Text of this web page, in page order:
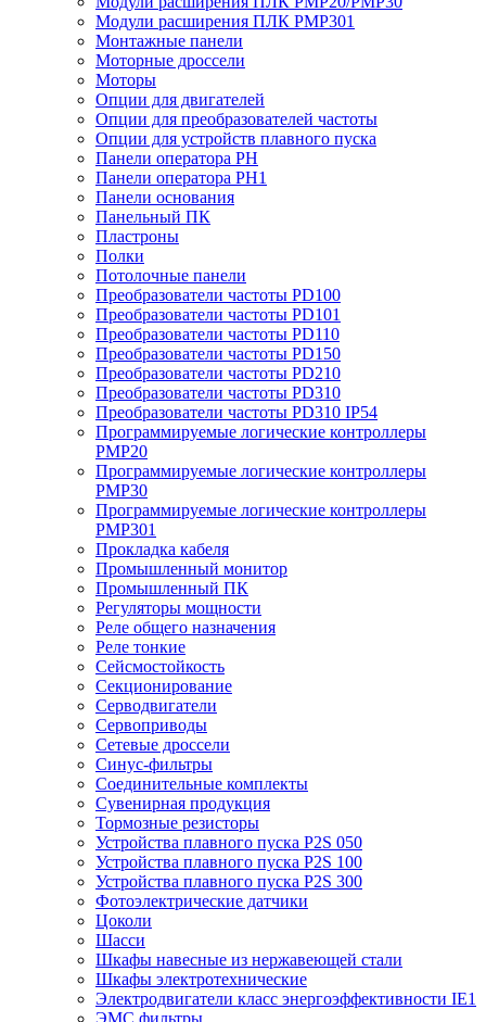
Модули расширения ПЛК PMP301
Монтажные панели
Моторные дроссели
Моторы
Опции для двигателей
Опции для преобразователей частоты
Опции для устройств плавного пуска
Панели оператора PH
Панели оператора PH1
Панели основания
Панельный ПК
Пластроны
Полки
Потолочные панели
Преобразователи частоты PD100
Преобразователи частоты PD101
Преобразователи частоты PD110
Преобразователи частоты PD150
Преобразователи частоты PD210
Преобразователи частоты PD310
Преобразователи частоты PD310 IP54
Программируемые логические контроллеры
PMP20
Программируемые логические контроллеры
PMP30
Программируемые логические контроллеры
PMP301
Прокладка кабеля
Промышленный монитор
Промышленный ПК
Регуляторы мощности
Реле общего назначения
Реле тонкие
Сейсмостойкость
Секционирование
Серводвигатели
Сервоприводы
Сетевые дроссели
Синус-фильтры
Соединительные комплекты
Сувенирная продукция
Тормозные резисторы
Устройства плавного пуска P2S 050
Устройства плавного пуска P2S 100
Устройства плавного пуска P2S 300
Фотоэлектрические датчики
Цоколи
Шасси
Шкафы навесные из нержавеющей стали
Шкафы электротехнические
Электродвигатели класс энергоэффективности IE1
ЭМС фильтры